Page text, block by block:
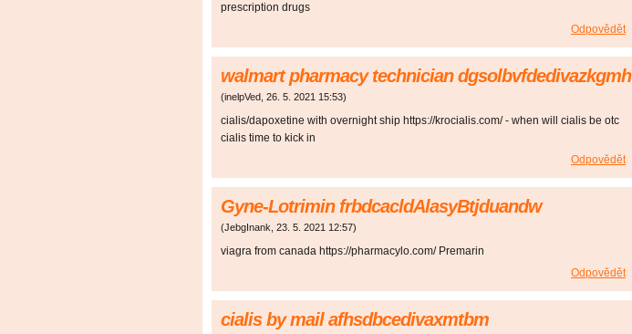
prescription drugs
Odpovědět
walmart pharmacy technician dgsolbvfdedivazkgmh
(inelpVed 26. 5. 2021 15:53)
cialis/dapoxetine with overnight ship https://krocialis.com/ - when will cialis be otc
cialis time to kick in
Odpovědět
Gyne-Lotrimin frbdcacldAlasyBtjduandw
(JebgInank 23. 5. 2021 12:57)
viagra from canada https://pharmacylo.com/ Premarin
Odpovědět
cialis by mail afhsdbcedivaxmtbm